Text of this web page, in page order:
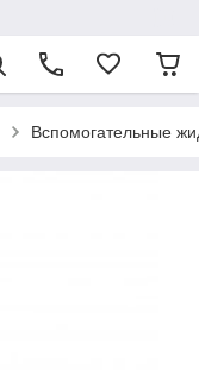
Вспомогательные